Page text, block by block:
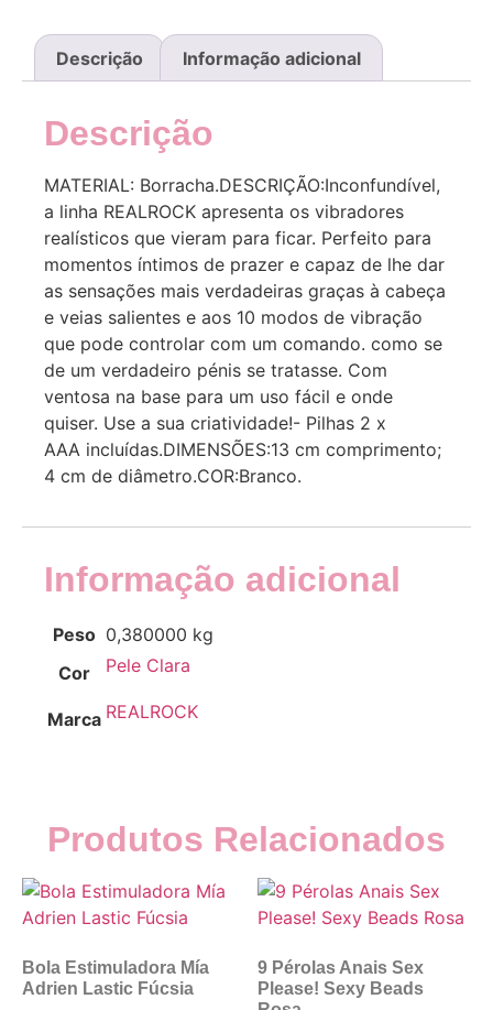
Descrição Informação adicional
Descrição
MATERIAL: Borracha.DESCRIÇÃO:Inconfundível,
a linha REALROCK apresenta os vibradores
realísticos que vieram para ficar. Perfeito para
momentos íntimos de prazer e capaz de lhe dar
as sensações mais verdadeiras graças à cabeça
e veias salientes e aos 10 modos de vibração
que pode controlar com um comando. como se
de um verdadeiro pénis se tratasse. Com
ventosa na base para um uso fácil e onde
quiser. Use a sua criatividade!- Pilhas 2 x
AAA incluídas.DIMENSÕES:13 cm comprimento;
4 cm de diâmetro.COR:Branco.
Informação adicional
Peso 0,380000 kg
Cor
Pele Clara
Marca REALROCK
Produtos Relacionados
Bola Estimuladora Mía
Adrien Lastic Fúcsia
9 Pérolas Anais Sex
Please! Sexy Beads